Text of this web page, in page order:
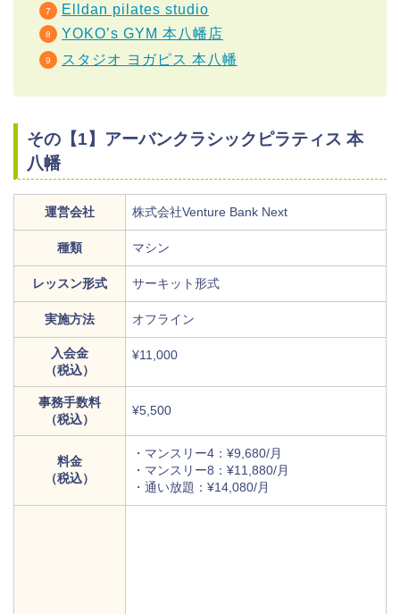
Elldan pilates studio
YOKO’s GYM 本八幡店
スタジオ ヨガピス 本八幡
その【1】アーバンクラシックピラティス 本
八幡
運営会社 株式会社Venture Bank Next
種類 マシン
レッスン形式 サーキット形式
実施方法 オフライン
入会金
（税込）
¥11,000
事務手数料
（税込）
¥5,500
料金
（税込）
・マンスリー4：¥9,680/月
・マンスリー8：¥11,880/月
・通い放題：¥14,080/月